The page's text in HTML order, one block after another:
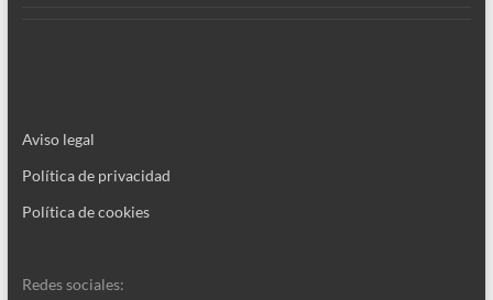
Aviso legal
Política de privacidad
Política de cookies
Redes sociales: